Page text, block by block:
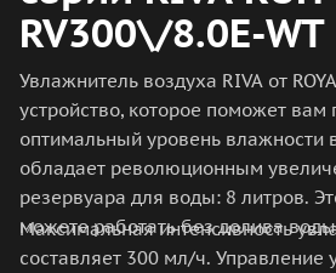
RV300\/8.0E-WT
Увлажнитель воздуха RIVA от
устройство, которое поможет вам
оптимальный уровень влажности
обладает революционным
резервуара для воды: 8 литров.
можете работать без долива
Максимальная интенсивность
составляет 300 мл/ч. Управление